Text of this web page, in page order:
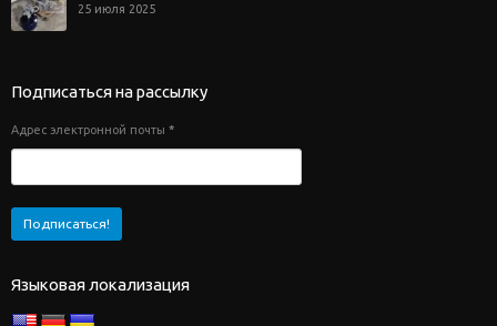
25 июля 2025
Подписаться на рассылку
Адрес электронной почты *
Языковая локализация